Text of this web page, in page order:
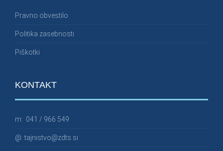
Pravno obvestilo
Politika zasebnosti
Piškotki
KONTAKT
m: 041 / 966 549
@:tajnistvo@zdts.si